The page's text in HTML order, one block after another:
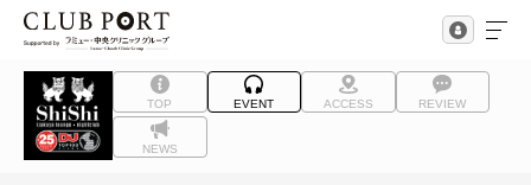
TOP EVENT ACCESS REVIEW
NEWS